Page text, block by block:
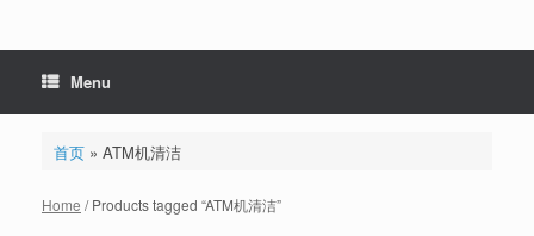
Menu
首页» ATM机清洁
Home / Products tagged “ATM机清洁”